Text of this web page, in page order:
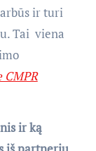
ir turi
Tai  viena
ir ką